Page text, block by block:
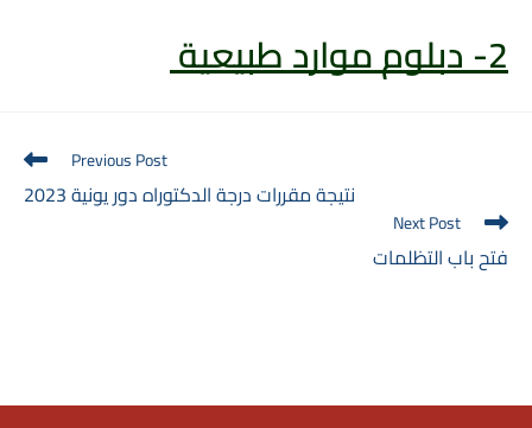
2- دبلوم موارد طبيعية
Read
articles
Previous Post
نتيجة مقررات درجة الدكتوراه دور يونية 2023
Next Post
فتح باب التظلمات